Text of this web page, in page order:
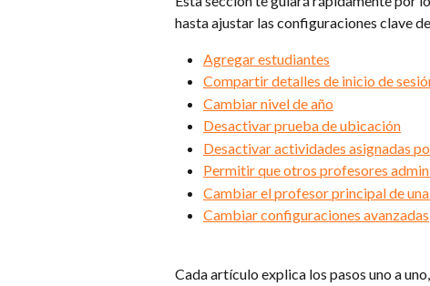
hasta ajustar las configuraciones clave
Agregar estudiantes
Compartir detalles de inicio de
Cambiar nivel de año
Desactivar prueba de ubicación
Desactivar actividades asignadas
Permitir que otros profesores
Cambiar el profesor principal de
Cambiar configuraciones avanzadas
Cada artículo explica los pasos uno a